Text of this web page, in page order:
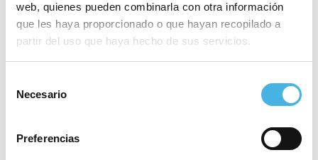
web, quienes pueden combinarla con otra información
que les haya proporcionado o que hayan recopilado a
partir del uso que haya hecho de sus servicios.
Necesario
Preferencias
20 abril 2026
Penyagolosa acoge una